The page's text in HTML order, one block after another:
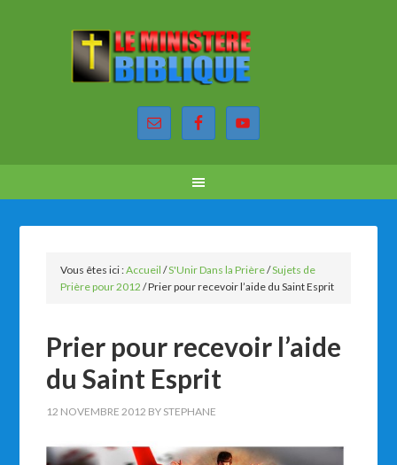
Vous êtes ici :Accueil /S'Unir Dans la Prière/Sujets de
Prière pour 2012 /Prier pour recevoir l’aide du Saint Esprit
Prier pour recevoir l’aide
du Saint Esprit
12 NOVEMBRE 2012 BY STEPHANE